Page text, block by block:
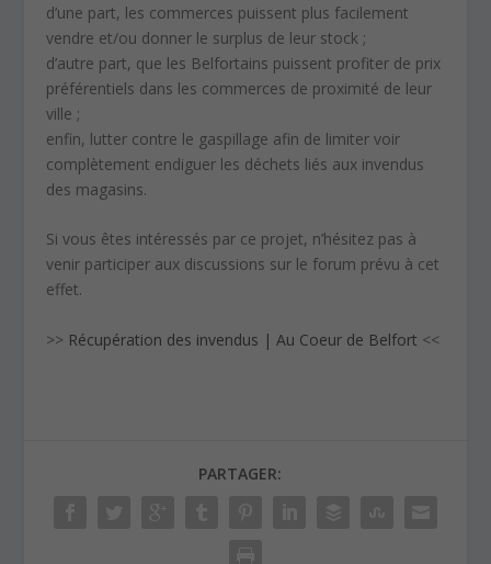
d’une part, les commerces puissent plus facilement
vendre et/ou donner le surplus de leur stock ;
d’autre part, que les Belfortains puissent profiter de prix
préférentiels dans les commerces de proximité de leur
ville ;
enfin, lutter contre le gaspillage afin de limiter voir
complètement endiguer les déchets liés aux invendus
des magasins.
Si vous êtes intéressés par ce projet, n’hésitez pas à
venir participer aux discussions sur le forum prévu à cet
effet.
>> Récupération des invendus | Au Coeur de Belfort <<
PARTAGER: